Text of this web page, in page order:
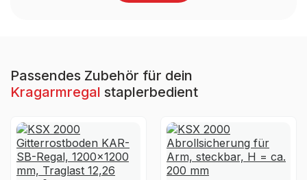
Garantiezeit
Brancheneignung
Holzhandel, Handwerk &
Werkstatt, Industrie &
Fertigung, Auto & Garage
Passendes Zubehör für dein
Kragarmregal staplerbedient